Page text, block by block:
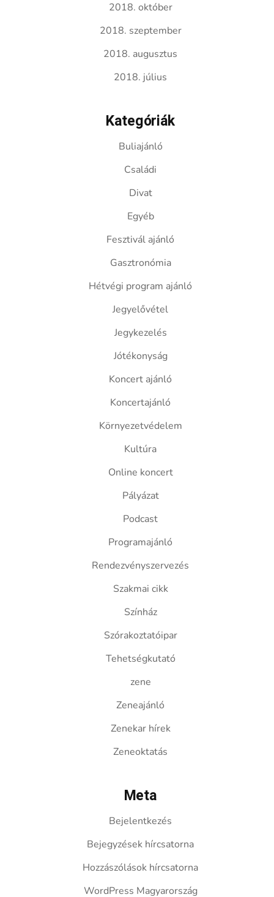
2018. október
2018. szeptember
2018. augusztus
2018. július
Kategóriák
Buliajánló
Családi
Divat
Egyéb
Fesztivál ajánló
Gasztronómia
Hétvégi program ajánló
Jegyelővétel
Jegykezelés
Jótékonyság
Koncert ajánló
Koncertajánló
Környezetvédelem
Kultúra
Online koncert
Pályázat
Podcast
Programajánló
Rendezvényszervezés
Szakmai cikk
Színház
Szórakoztatóipar
Tehetségkutató
zene
Zeneajánló
Zenekar hírek
Zeneoktatás
Meta
Bejelentkezés
Bejegyzések hírcsatorna
Hozzászólások hírcsatorna
WordPress Magyarország